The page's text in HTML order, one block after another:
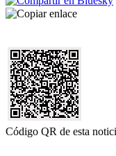
Código QR de esta